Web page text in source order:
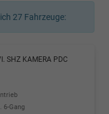
27 Fahrzeuge:
SHZ KAMERA PDC
6-Gang